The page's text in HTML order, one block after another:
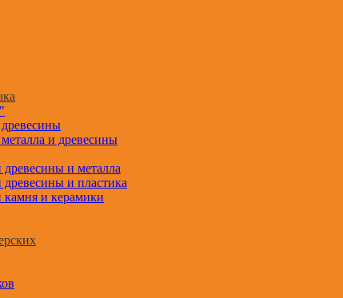
и древесины
и металла
и пластика
камня и керамики